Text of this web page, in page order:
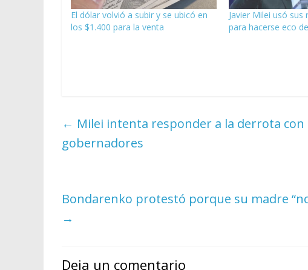
El dólar volvió a subir y se ubicó en
los $1.400 para la venta
Javier Milei usó sus
para hacerse eco
← Milei intenta responder a la derrota con
gobernadores
Bondarenko protestó porque su madre
→
Deja un comentario